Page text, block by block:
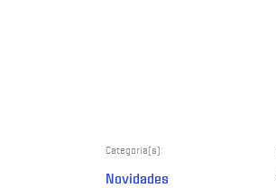
Categoria(s):
Novidades